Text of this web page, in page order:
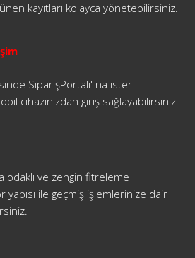
kayıtları kolayca yönetebilirsiniz.
SiparişPortalı' na ister
cihazınızdan giriş sağlayabilirsiniz.
odaklı ve zengin fitreleme
ile geçmiş işlemlerinize dair